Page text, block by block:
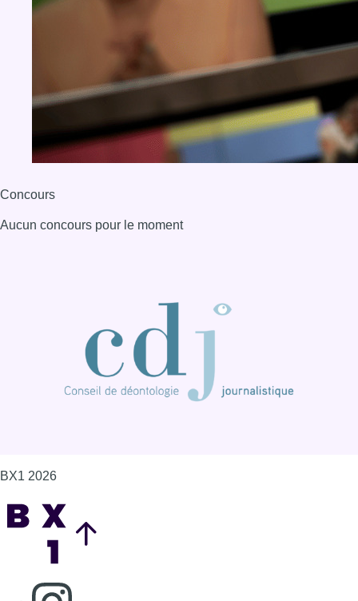
Concours
Aucun concours pour le moment
BX1 2026
Consulter page Instagram